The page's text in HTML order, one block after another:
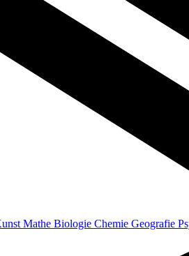
Mathe Biologie Chemie Geografie